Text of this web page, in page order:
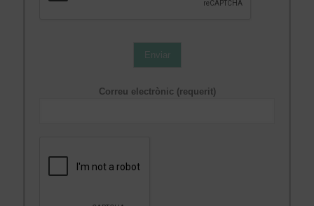
Enviar
Correu electrònic (requerit)